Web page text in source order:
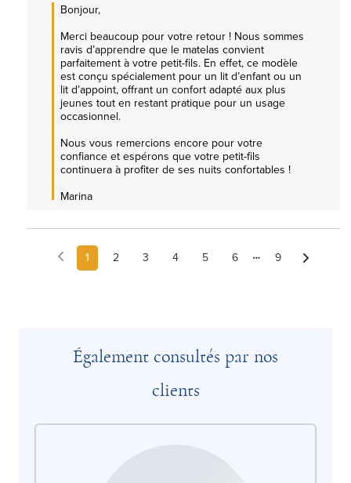
Bonjour,
Merci beaucoup pour votre retour ! Nous sommes
ravis d’apprendre que le matelas convient
parfaitement à votre petit-fils. En effet, ce modèle
est conçu spécialement pour un lit d’enfant ou un
lit d’appoint, offrant un confort adapté aux plus
jeunes tout en restant pratique pour un usage
occasionnel.
Nous vous remercions encore pour votre
confiance et espérons que votre petit-fils
continuera à profiter de ses nuits confortables !
Marina
1 2 3 4 5 6 9
Également consultés par nos
clients